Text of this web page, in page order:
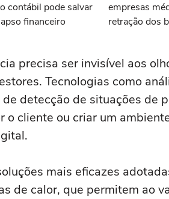
contábil pode salvar
financeiro
empresas
retração dos
precisa ser invisível aos
Tecnologias como
detecção de situações de
o cliente ou criar um
mais eficazes
de calor, que permitem ao